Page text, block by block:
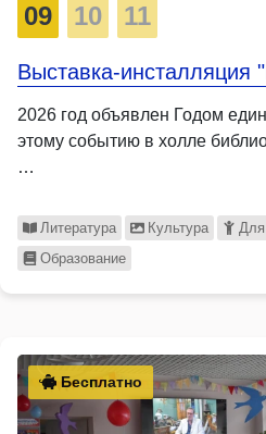
09 10 11
Выставка-инсталляция
2026 год объявлен Годом
этому событию в холле
…
Литература Культура
Образование
Бесплатно